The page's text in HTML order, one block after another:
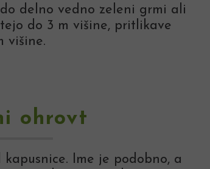
delno vedno zeleni grmi ali
do 3 m višine, pritlikave
višine.
ohrovt
kapusnice. Ime je podobno, a